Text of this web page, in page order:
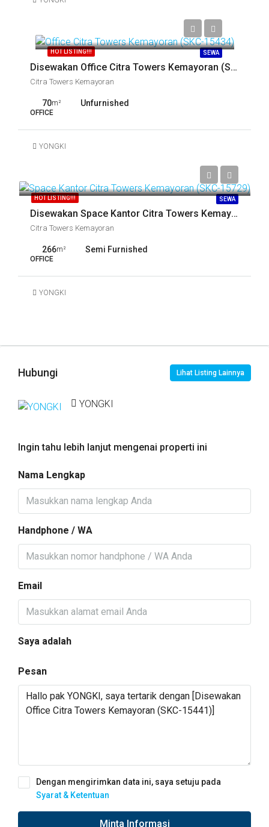
HOT LISTING!!! SEWA
Disewakan Office Citra Towers Kemayoran (SKC-15434)
Citra Towers Kemayoran
70m² Unfurnished
OFFICE
YONGKI
HOT LISTING!!! SEWA
Disewakan Space Kantor Citra Towers Kemayoran (SKC-15729)
Citra Towers Kemayoran
266m² Semi Furnished
OFFICE
YONGKI
Hubungi Lihat Listing Lainnya
YONGKI
Ingin tahu lebih lanjut mengenai properti ini
Nama Lengkap
Handphone / WA
Email
Saya adalah
Pesan
Dengan mengirimkan data ini, saya setuju pada
Syarat & Ketentuan
Minta Informasi